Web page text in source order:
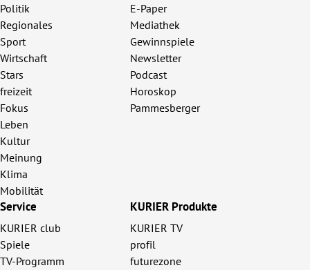
Politik
Regionales
Sport
Wirtschaft
Stars
freizeit
Fokus
Leben
Kultur
Meinung
Klima
Mobilität
E-Paper
Mediathek
Gewinnspiele
Newsletter
Podcast
Horoskop
Pammesberger
Service
KURIER club
Spiele
TV-Programm
KURIER Produkte
KURIER TV
profil
futurezone